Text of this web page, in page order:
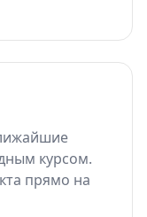
курсом.
прямо на